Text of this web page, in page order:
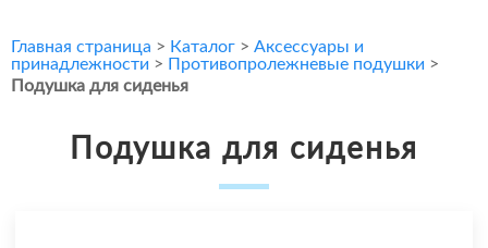
Главная страница > Каталог > Аксессуары и
принадлежности > Противопролежневые подушки >
Подушка для сиденья
Подушка для сиденья